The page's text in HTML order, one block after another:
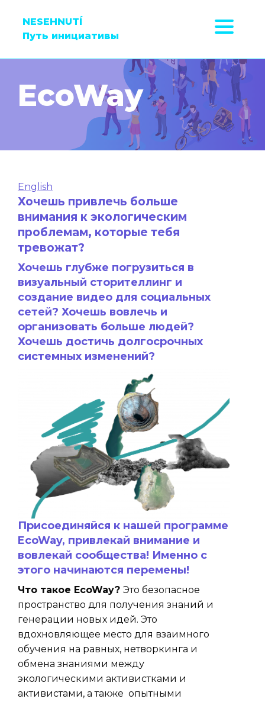
NESEHNUTÍ
Путь инициативы
EcoWay
English
Хочешь привлечь больше
внимания к экологическим
проблемам, которые тебя
тревожат?
Хочешь глубже погрузиться в
визуальный сторителлинг и
создание видео для социальных
сетей? Хочешь вовлечь и
организовать больше людей?
Хочешь достичь долгосрочных
системных изменений?
Присоединяйся к нашей программе
EcoWay, привлекай внимание и
вовлекай сообщества! Именно с
этого начинаются перемены!
Что такое EcoWay? Это безопасное
пространство для получения знаний и
генерации новых идей. Это
вдохновляющее место для взаимного
обучения на равных, нетворкинга и
обмена знаниями между
экологическими активистками и
активистами, а также опытными